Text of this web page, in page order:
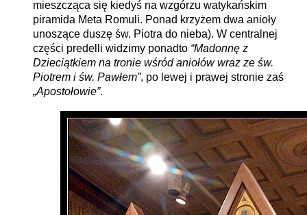
mieszcząca się kiedyś na wzgórzu watykańskim
piramida Meta Romuli. Ponad krzyżem dwa anioły
unoszące duszę św. Piotra do nieba). W centralnej
części predelli widzimy ponadto “Madonnę z
Dzieciątkiem na tronie wśród aniołów wraz ze św.
Piotrem i św. Pawłem”, po lewej i prawej stronie zaś
„Apostołowie”.